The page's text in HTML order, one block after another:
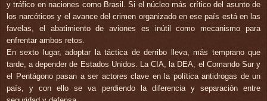
y tráfico en naciones como Brasil. Si el núcleo más crítico del asunto de
los narcóticos y el avance del crimen organizado en ese país está en las
favelas, el abatimiento de aviones es inútil como mecanismo para
enfrentar ambos retos.
En sexto lugar, adoptar la táctica de derribo lleva, más temprano que
tarde, a depender de Estados Unidos. La CIA, la DEA, el Comando Sur y
el Pentágono pasan a ser actores clave en la política antidrogas de un
país, y con ello se va perdiendo la diferencia y separación entre